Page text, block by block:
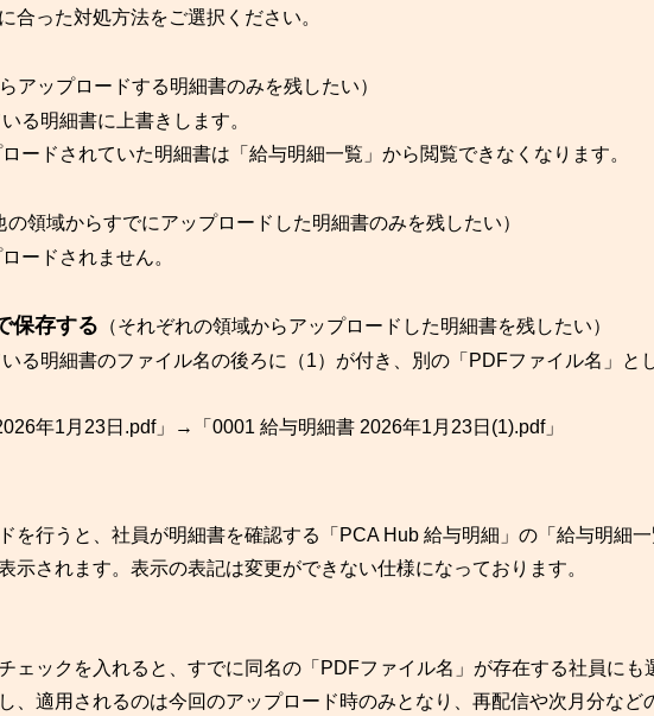
った対処方法をご選択ください。
アップロードする明細書のみを残したい）
る明細書に上書きします。
ドされていた明細書は「給与明細一覧」から閲覧できなくなります。
の領域からすでにアップロードした明細書のみを残したい）
ードされません。
保存する （それぞれの領域からアップロードした明細書を残したい）
る明細書のファイル名の後ろに（1）が付き、別の「PDFファイル名」と
年1月23日.pdf」→「0001 給与明細書 2026年1月23日(1).pdf」
を行うと、社員が明細書を確認する「PCA Hub 給与明細」の「給与明細
されます。表示の表記は変更ができない仕様になっております。
ックを入れると、すでに同名の「PDFファイル名」が存在する社員にも
、適用されるのは今回のアップロード時のみとなり、再配信や次月分など